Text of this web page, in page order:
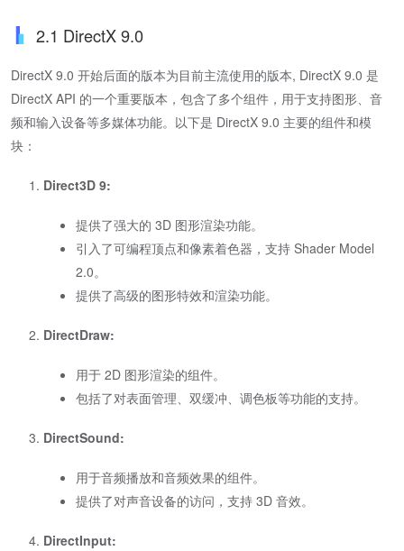
2.1 DirectX 9.0
DirectX 9.0 开始后面的版本为目前主流使用的版本, DirectX 9.0 是
DirectX API 的一个重要版本，包含了多个组件，用于支持图形、音
频和输入设备等多媒体功能。以下是 DirectX 9.0 主要的组件和模
块：
Direct3D 9:
提供了强大的 3D 图形渲染功能。
引入了可编程顶点和像素着色器，支持 Shader Model
2.0。
提供了高级的图形特效和渲染功能。
DirectDraw:
用于 2D 图形渲染的组件。
包括了对表面管理、双缓冲、调色板等功能的支持。
DirectSound:
用于音频播放和音频效果的组件。
提供了对声音设备的访问，支持 3D 音效。
DirectInput: